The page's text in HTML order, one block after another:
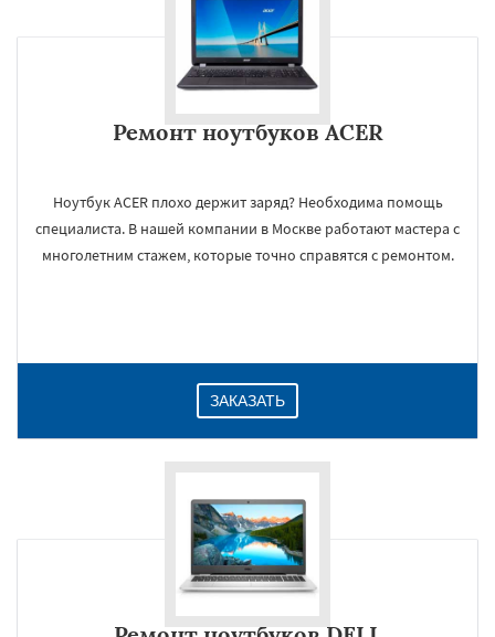
Ремонт ноутбуков ACER
Ноутбук ACER плохо держит заряд? Необходима помощь
специалиста. В нашей компании в Москве работают мастера с
многолетним стажем, которые точно справятся с ремонтом.
ЗАКАЗАТЬ